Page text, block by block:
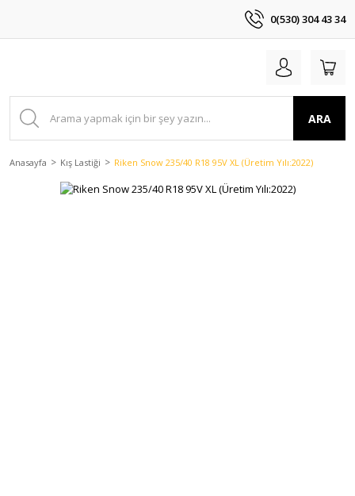
0(530) 304 43 34
ARA
Anasayfa Kış Lastiği Riken Snow 235/40 R18 95V XL (Üretim Yılı:2022)